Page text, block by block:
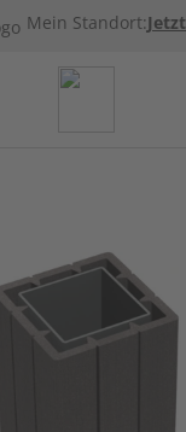
Mein Standort: